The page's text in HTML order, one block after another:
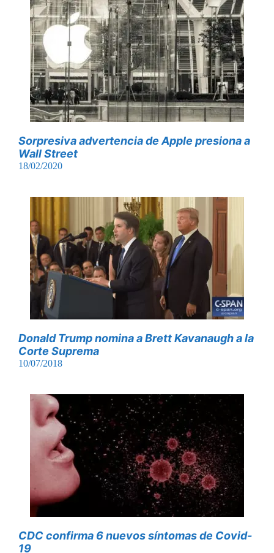
Sorpresiva advertencia de Apple presiona a
Wall Street
18/02/2020
Donald Trump nomina a Brett Kavanaugh a la
Corte Suprema
10/07/2018
CDC confirma 6 nuevos síntomas de Covid-
19